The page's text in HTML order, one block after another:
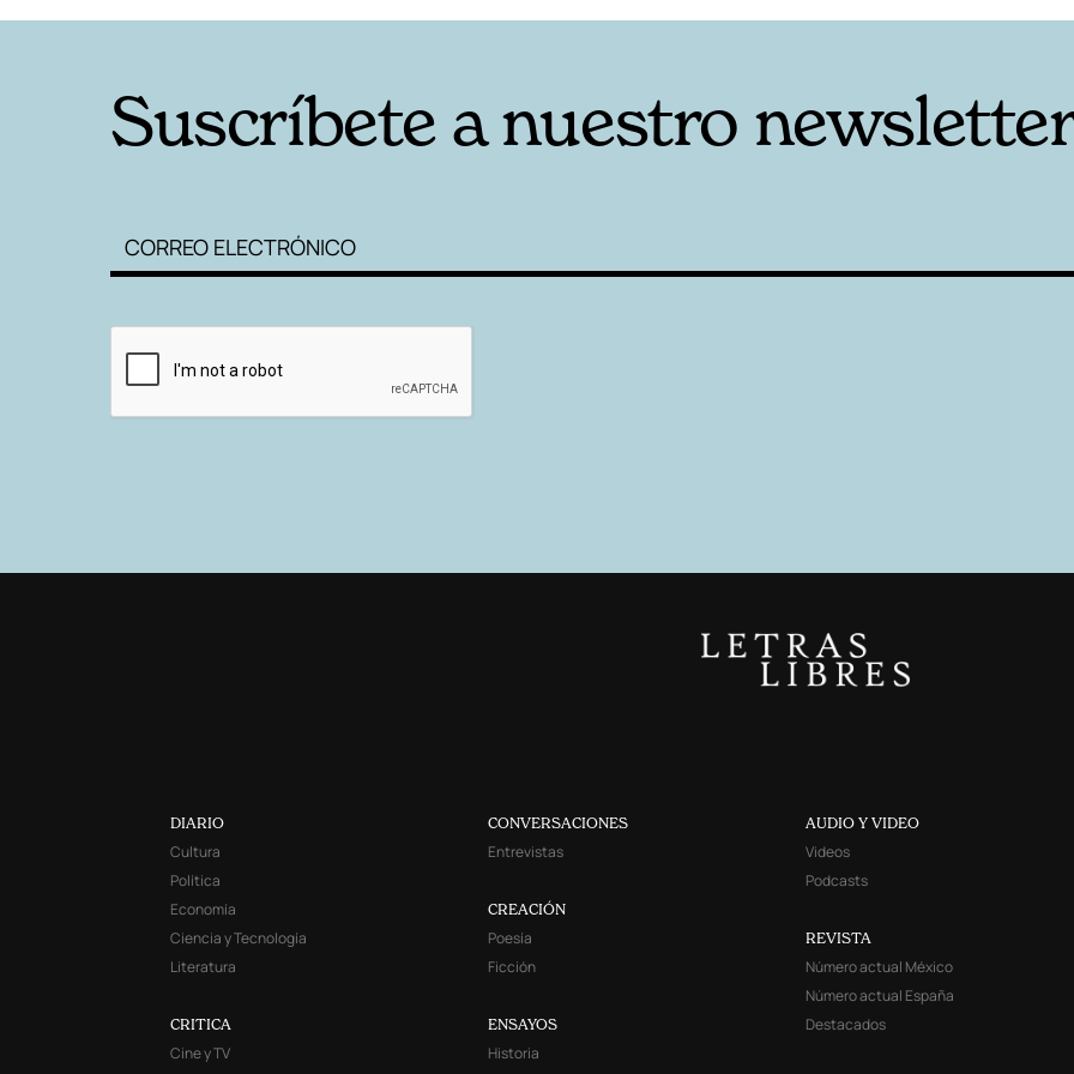
Suscríbete a nuestro
DIARIO
Cultura
Política
Economía
Ciencia y Tecnología
Literatura
CRITICA
Cine y TV
CONVERSACIONES
Entrevistas
CREACIÓN
Poesía
Ficción
ENSAYOS
Historia
AUDIO Y VIDEO
Videos
Podcasts
REVISTA
Número actual México
Número actual España
Destacados